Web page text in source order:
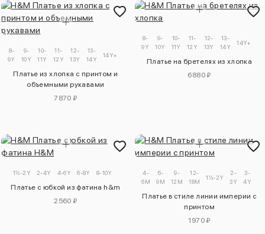
8-
9Y
9-
10Y
10-
11Y
11-
12Y
12-
13Y
13-
14Y
14Y+
Платье из хлопка с принтом и
объемными рукавами
7870 ₽
8-
9Y
9-
10Y
10-
11Y
11-
12Y
12-
13Y
13-
14Y
14Y+
Платье на бретелях из хлопка
6880 ₽
1½-2Y 2-4Y 4-6Y 6-8Y 8-10Y
Платье с юбкой из фатина h&m
2560 ₽
4-
6M
6-
9M
9-
12M
12-
18M
1½-2Y
2-
3Y
3-
4Y
Платье в стиле линии империи с
принтом
1970 ₽